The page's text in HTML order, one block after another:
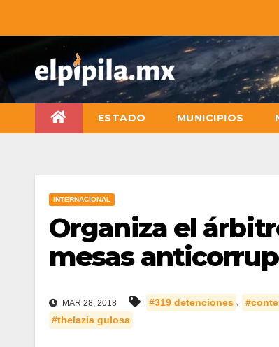
ESTADO MUNICIPIOS
INTERNACIONAL
Organiza el
mesas
MAR 28, 2018 #319 detenciones ,
#thelazia gulosa